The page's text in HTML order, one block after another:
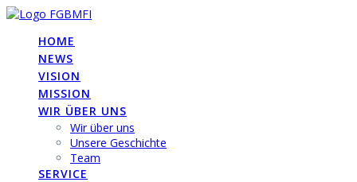
Skip
contentHOME
NEWS
VISION
MISSION
WIR ÜBER UNS
Wir über uns
Unsere Geschichte
Team
SERVICE